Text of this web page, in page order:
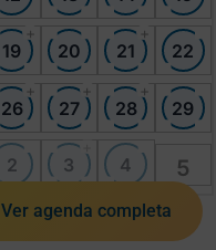
19
+
20 21
+
22
26
+
27
+
28
+
29
2 3 4 5
Ver agenda completa